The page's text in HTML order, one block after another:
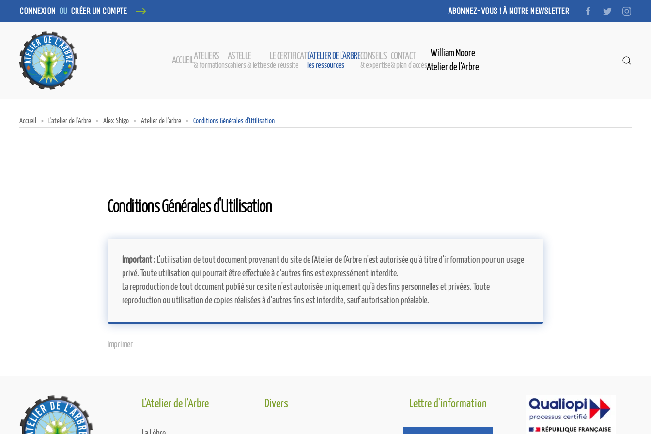
CONNEXION OU CRÉER UN COMPTE ABONNEZ-VOUS ! À NOTRE NEWSLETTER
ACCUEILATELIERS
& formations
ASTELLE
cahiers & lettres
LE CERTIFICAT
de réussite
L'ATELIER DE L'ARBRE
les ressources
CONSEILS
& expertise
CONTACT
& plan d'accès
William Moore
Atelier de l'Arbre
Accueil L'atelier de l'Arbre Alex Shigo Atelier de l'arbre Conditions Générales d'Utilisation
Conditions Générales d'Utilisation
Important : L'utilisation de tout document provenant du site de l'Atelier de l'Arbre n'est autorisée qu'à titre d'information pour un usage
privé. Toute utilisation qui pourrait être effectuée à d'autres fins est expressément interdite.
La reproduction de tout document publié sur ce site n'est autorisée uniquement qu'à des fins personnelles et privées. Toute
reproduction ou utilisation de copies réalisées à d'autres fins est interdite, sauf autorisation préalable.
Imprimer
L'Atelier de l'Arbre Divers Lettre d'information